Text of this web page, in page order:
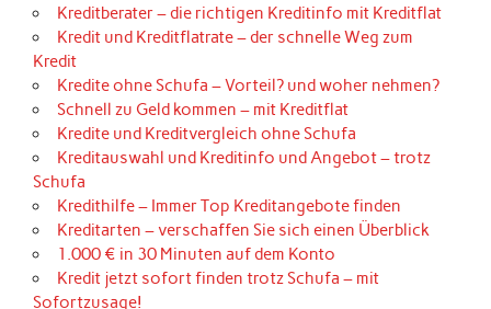
Kreditberater – die richtigen Kreditinfo mit Kreditflat
Kredit und Kreditflatrate – der schnelle Weg zum
Kredit
Kredite ohne Schufa – Vorteil? und woher nehmen?
Schnell zu Geld kommen – mit Kreditflat
Kredite und Kreditvergleich ohne Schufa
Kreditauswahl und Kreditinfo und Angebot – trotz
Schufa
Kredithilfe – Immer Top Kreditangebote finden
Kreditarten – verschaffen Sie sich einen Überblick
1.000 € in 30 Minuten auf dem Konto
Kredit jetzt sofort finden trotz Schufa – mit
Sofortzusage!